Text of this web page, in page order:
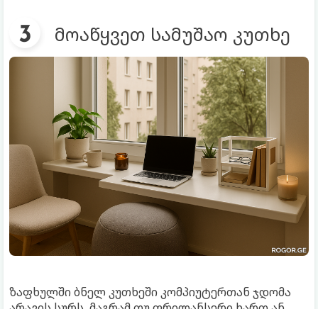
მოაწყვეთ სამუშაო კუთხე
ზაფხულში ბნელ კუთხეში კომპიუტერთან ჯდომა